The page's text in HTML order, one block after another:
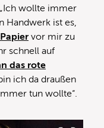
wollte immer
Handwerk ist es,
vor mir zu
schnell auf
das rote
ich da draußen
tun wollte“.